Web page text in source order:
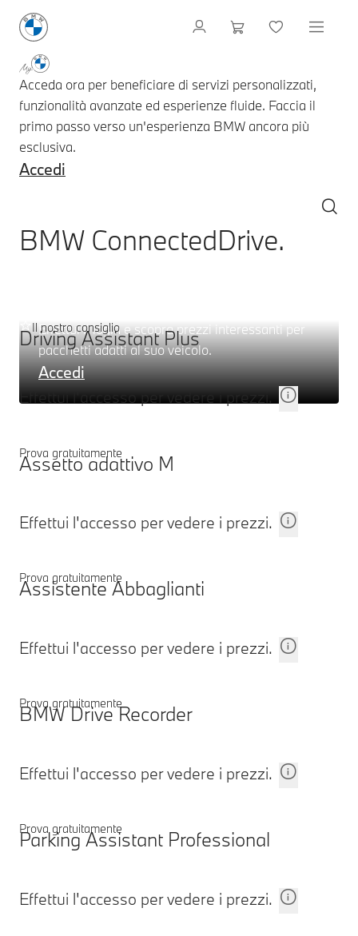
Acceda ora per beneficiare di servizi personalizzati,
funzionalità avanzate ed esperienze fluide. Faccia il
primo passo verso un'esperienza BMW ancora più
esclusiva.
Accedi
BMW ConnectedDrive.
Effettui il login e scopra prezzi interessanti per
pacchetti adatti al suo veicolo.
Accedi
Il nostro consiglio
Driving Assistant Plus
Effettui l'accesso per vedere i prezzi.
Prova gratuitamente
Assetto adattivo M
Effettui l'accesso per vedere i prezzi.
Prova gratuitamente
Assistente Abbaglianti
Effettui l'accesso per vedere i prezzi.
Prova gratuitamente
BMW Drive Recorder
Effettui l'accesso per vedere i prezzi.
Prova gratuitamente
Parking Assistant Professional
Effettui l'accesso per vedere i prezzi.